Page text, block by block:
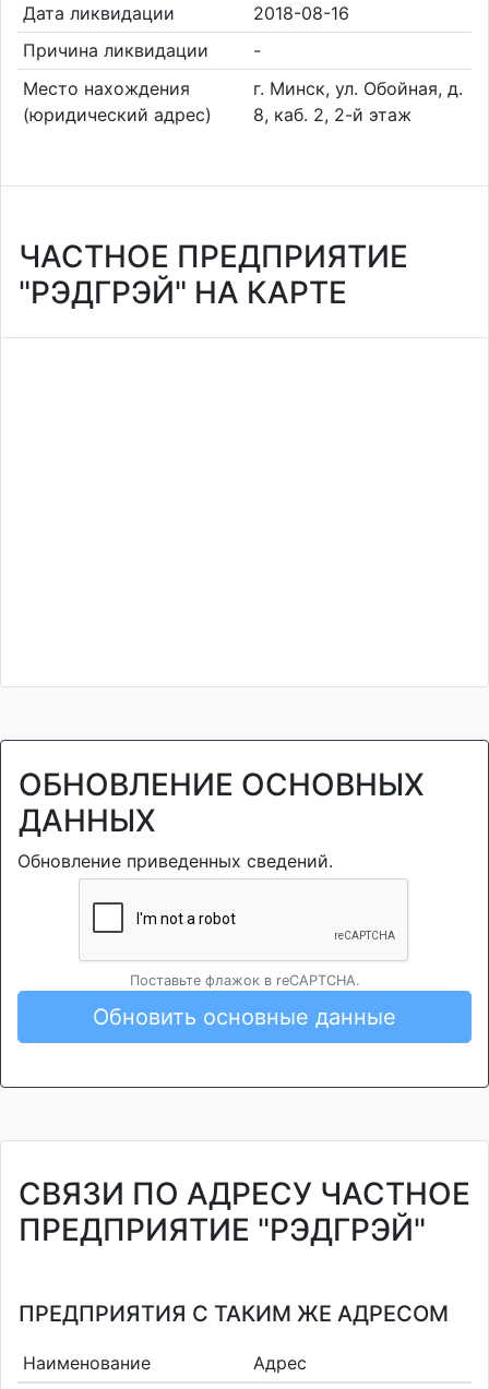
Дата ликвидации
2018-08-16
Причина ликвидации
-
Место нахождения
(юридический адрес)
г. Минск, ул. Обойная, д.
8, каб. 2, 2-й этаж
ЧАСТНОЕ ПРЕДПРИЯТИЕ
"РЭДГРЭЙ" НА КАРТЕ
ОБНОВЛЕНИЕ ОСНОВНЫХ
ДАННЫХ
Обновление приведенных сведений.
Поставьте флажок в reCAPTCHA.
Обновить основные данные
СВЯЗИ ПО АДРЕСУ ЧАСТНОЕ
ПРЕДПРИЯТИЕ "РЭДГРЭЙ"
ПРЕДПРИЯТИЯ С ТАКИМ ЖЕ АДРЕСОМ
Наименование Адрес